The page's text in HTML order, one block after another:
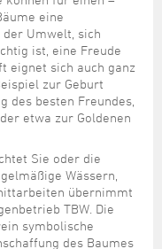
eine
Umwelt, sich
ist, eine Freude
eignet sich auch ganz
zur Geburt
des besten Freundes,
etwa zur Goldenen
Sie oder die
Wässern,
übernimmt
TBW. Die
symbolische
des Baumes